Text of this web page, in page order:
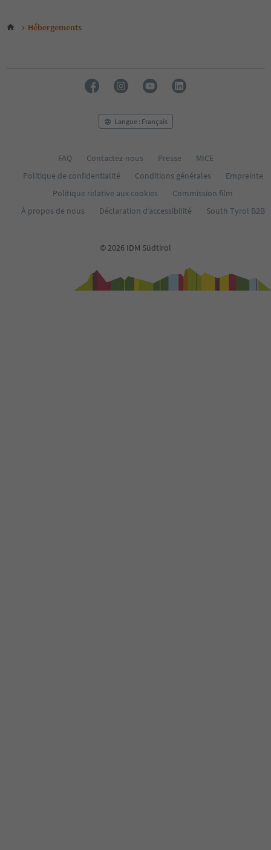
Hébergements
Langue : Français
FAQ Contactez-nous Presse
MICE
Politique de confidentialité
Conditions générales
Empreinte
Politique relative aux cookies
Commission film
À propos de nous
Déclaration d’accessibilité South Tyrol B2B
© 2026 IDM Südtirol